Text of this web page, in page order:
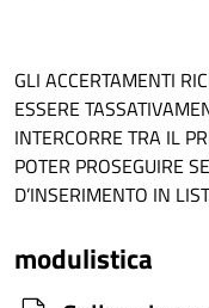
GLI ACCERTAMENTI
ESSERE
INTERCORRE TRA IL
POTER PROSEGUIRE
D’INSERIMENTO IN
modulistica